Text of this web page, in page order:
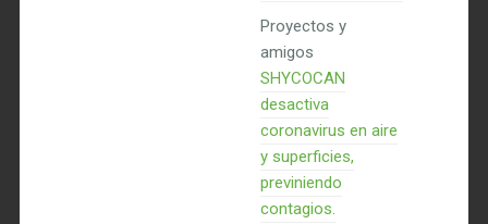
Proyectos y
amigos
SHYCOCAN
desactiva
coronavirus en aire
y superficies,
previniendo
contagios.